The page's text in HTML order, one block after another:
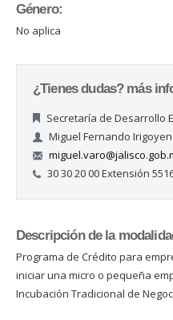
Género:
No aplica
¿Tienes dudas? más
Secretaría de Desarrollo
Miguel Fernando
30 30 20 00 Extensión
Descripción de la
Programa de Crédito para
iniciar una micro o pequeña
Incubación Tradicional de